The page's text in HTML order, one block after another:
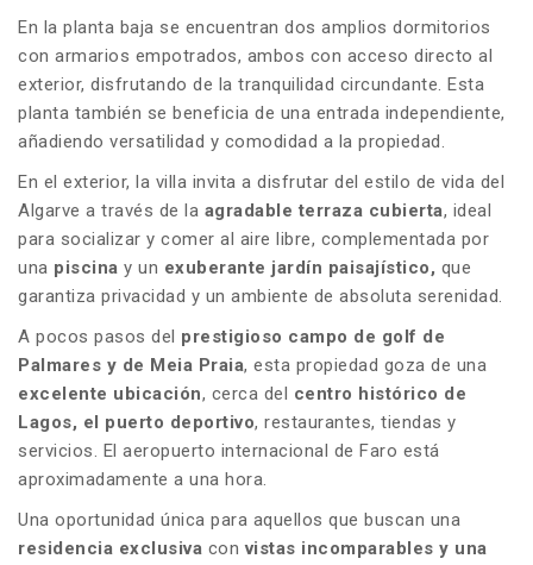
En la planta baja se encuentran dos amplios dormitorios
con armarios empotrados, ambos con acceso directo al
exterior, disfrutando de la tranquilidad circundante. Esta
planta también se beneficia de una entrada independiente,
añadiendo versatilidad y comodidad a la propiedad.
En el exterior, la villa invita a disfrutar del estilo de vida del
Algarve a través de la agradable terraza cubierta, ideal
para socializar y comer al aire libre, complementada por
una piscina y un exuberante jardín paisajístico, que
garantiza privacidad y un ambiente de absoluta serenidad.
A pocos pasos del prestigioso campo de golf de
Palmares y de Meia Praia, esta propiedad goza de una
excelente ubicación, cerca del centro histórico de
Lagos, el puerto deportivo, restaurantes, tiendas y
servicios. El aeropuerto internacional de Faro está
aproximadamente a una hora.
Una oportunidad única para aquellos que buscan una
residencia exclusiva convistas incomparables y una